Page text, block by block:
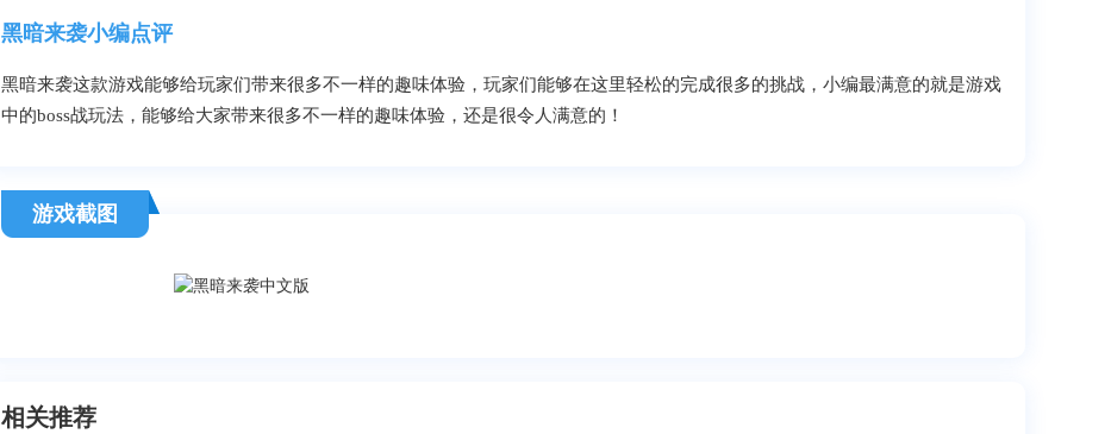
黑暗来袭小编点评
黑暗来袭这款游戏能够给玩家们带来很多不一样的趣味体验， 玩家们能够在这里轻松的完成很多的挑战，小编最满意的就是游戏
中的boss战玩法，能够给大家带来很多不一样的趣味体验，还是很令人满意的！
游戏截图
相关推荐